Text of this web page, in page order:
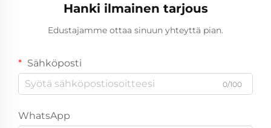
Hanki ilmainen tarjous
Edustajamme ottaa sinuun yhteyttä pian.
Sähköposti
0/100
WhatsApp